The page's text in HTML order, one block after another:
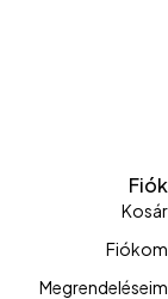
Fiók
Kosár
Fiókom
Megrendeléseim